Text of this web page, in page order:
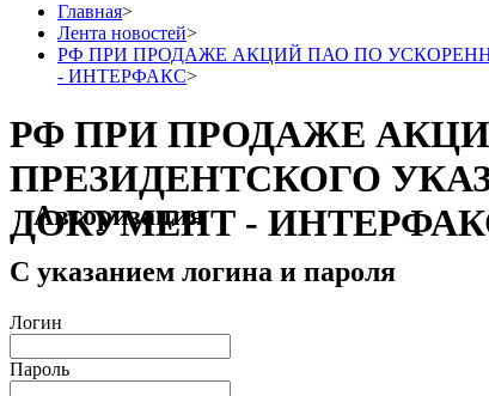
Главная>
Лента новостей>
РФ ПРИ ПРОДАЖЕ АКЦИЙ ПАО ПО
- ИНТЕРФАКС>
РФ ПРИ ПРОДАЖЕ
ПРЕЗИДЕНТСКОГО
ДОКУМЕНТ -
Авторизация
С указанием логина и пароля
Логин
Пароль